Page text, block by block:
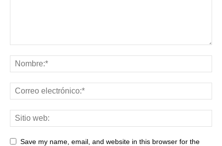
Save my name, email, and website in this browser for the